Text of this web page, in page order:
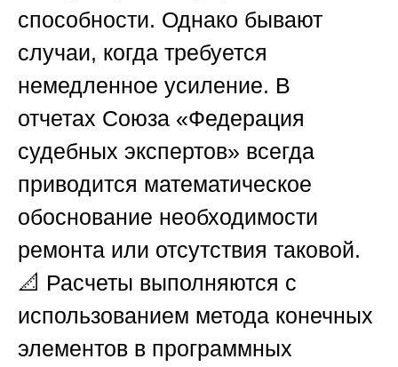
способности. Однако бывают
случаи, когда требуется
немедленное усиление. В
отчетах Союза «Федерация
судебных экспертов» всегда
приводится математическое
обоснование необходимости
ремонта или отсутствия таковой.
📐 Расчеты выполняются с
использованием метода конечных
элементов в программных